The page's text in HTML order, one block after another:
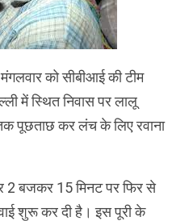
को सीबीआई की टीम
में स्‍थ‍ित निवास पर लालू
पूछताछ कर लंच के लिए रवाना
2 बजकर 15 मिनट पर फिर से
शुरू कर दी है। इस पूरी के